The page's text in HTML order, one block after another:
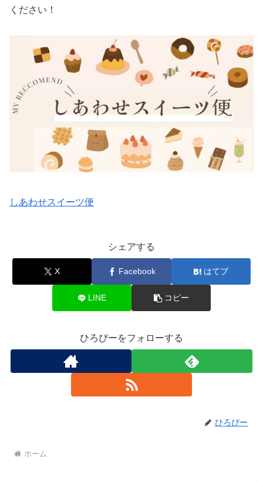
ください！
しあわせスイーツ便
シェアする
X Facebook はてブ
LINE コピー
ひろぴーをフォローする
ひろぴー
ホーム